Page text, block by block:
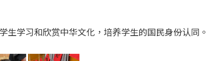
生学习和欣赏中华文化，培养学生的国民身份认同。